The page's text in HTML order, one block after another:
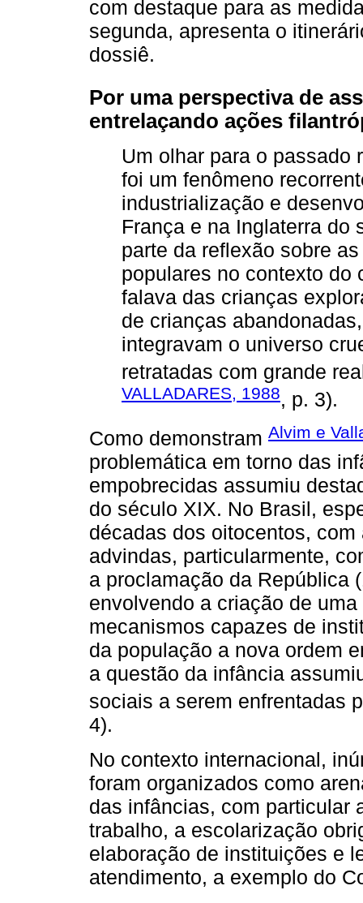
com destaque para as
segunda, apresenta o
dossiê.
Por uma perspectiva de
entrelaçando ações
Um olhar para o passado
foi um fenômeno
industrialização e
França e na Inglaterra do
parte da reflexão sobre
populares no contexto do
falava das crianças
de crianças
integravam o universo
retratadas com grande
VALLADARES, 1988, p. 3).
Como demonstram Alvim e
problemática em torno das
empobrecidas assumiu
do século XIX. No Brasil,
décadas dos oitocentos,
advindas, particularmente,
a proclamação da República
envolvendo a criação de
mecanismos capazes de
da população a nova ordem
a questão da infância
sociais a serem enfrentadas
4).
No contexto internacional,
foram organizados como
das infâncias, com particular
trabalho, a escolarização
elaboração de instituições e
atendimento, a exemplo do